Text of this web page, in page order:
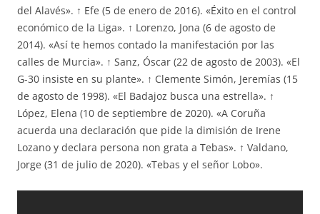
del Alavés». ↑ Efe (5 de enero de 2016). «Éxito en el control
económico de la Liga». ↑ Lorenzo, Jona (6 de agosto de
2014). «Así te hemos contado la manifestación por las
calles de Murcia». ↑ Sanz, Óscar (22 de agosto de 2003). «El
G-30 insiste en su plante». ↑ Clemente Simón, Jeremías (15
de agosto de 1998). «El Badajoz busca una estrella». ↑
López, Elena (10 de septiembre de 2020). «A Coruña
acuerda una declaración que pide la dimisión de Irene
Lozano y declara persona non grata a Tebas». ↑ Valdano,
Jorge (31 de julio de 2020). «Tebas y el señor Lobo».